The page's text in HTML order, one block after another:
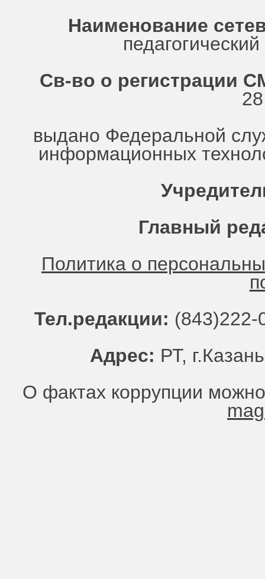
Наименование
Св-во о регистрации
выдано Федеральной
информационных
Главный
Политика о
Тел.редакции:
Адрес: РТ,
О фактах коррупции